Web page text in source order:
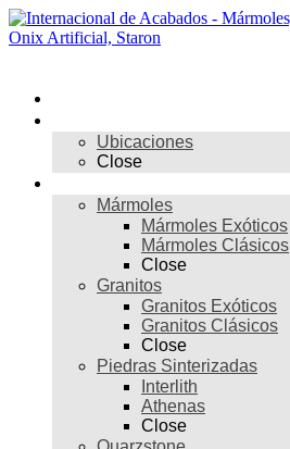
Skip
to
Ubicaciones
Close
Mármoles
Mármoles Exóticos
Mármoles Clásicos
Close
Granitos
Granitos Exóticos
Granitos Clásicos
Close
Piedras Sinterizadas
Interlith
Athenas
Close